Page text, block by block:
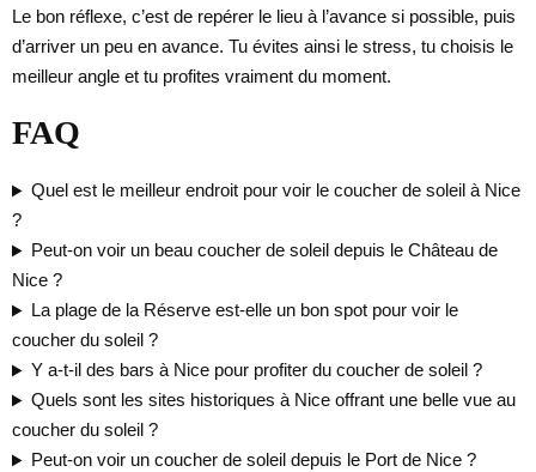
Le bon réflexe, c’est de repérer le lieu à l’avance si possible, puis
d’arriver un peu en avance. Tu évites ainsi le stress, tu choisis le
meilleur angle et tu profites vraiment du moment.
FAQ
Quel est le meilleur endroit pour voir le coucher de soleil à Nice
?
Peut-on voir un beau coucher de soleil depuis le Château de
Nice ?
La plage de la Réserve est-elle un bon spot pour voir le
coucher du soleil ?
Y a-t-il des bars à Nice pour profiter du coucher de soleil ?
Quels sont les sites historiques à Nice offrant une belle vue au
coucher du soleil ?
Peut-on voir un coucher de soleil depuis le Port de Nice ?